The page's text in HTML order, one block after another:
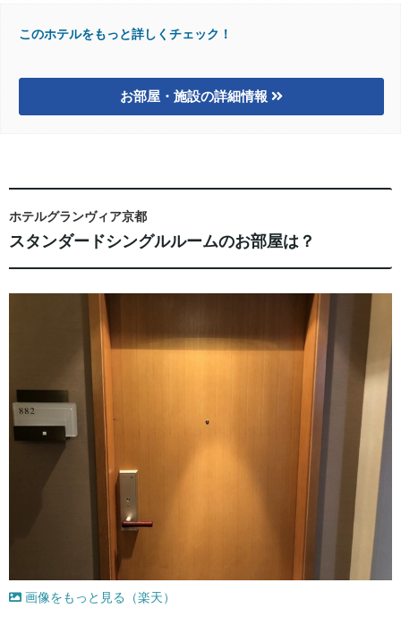
このホテルをもっと詳しくチェック！
お部屋・施設の詳細情報
ホテルグランヴィア京都
スタンダードシングルルームのお部屋は？
画像をもっと見る（楽天）